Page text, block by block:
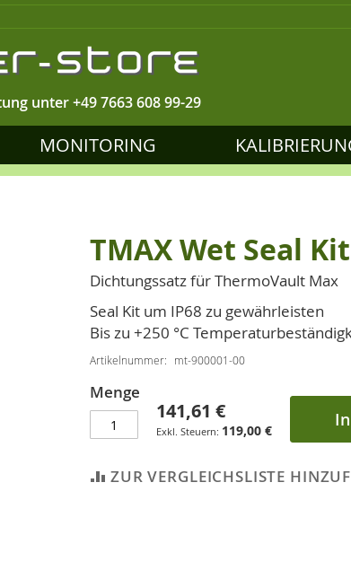
unter+49 7663 608 99-29
MONITORING
TMAX Wet Seal Kit
Dichtungssatz für ThermoVault Max
Seal Kit um IP68 zu gewährleisten
Bis zu +250 °C
Artikelnummer mt-900001-00
Menge
141,61 €
119,00 €
ZUR VERGLEICHSLISTE